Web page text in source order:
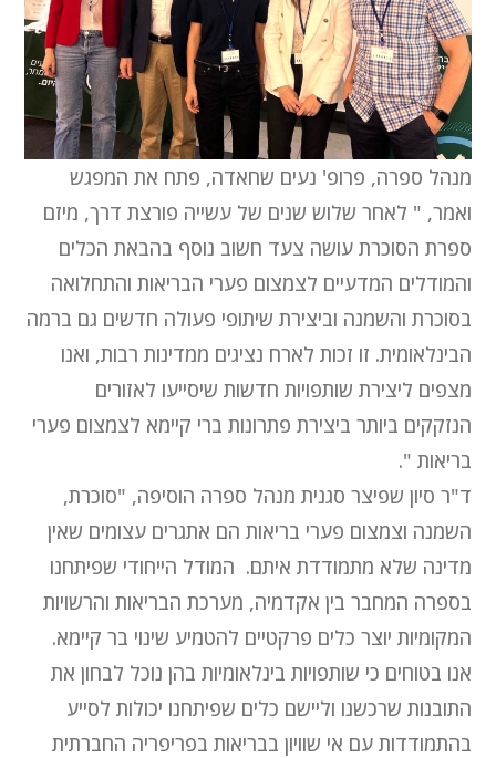
מנהל ספרה, פרופ' נעים שחאדה, פתח את המפגש
ואמר, " לאחר שלוש שנים של עשייה פורצת דרך, מיזם
ספרת הסוכרת עושה צעד חשוב נוסף בהבאת הכלים
והמודלים המדעיים לצמצום פערי הבריאות והתחלואה
בסוכרת והשמנה וביצירת שיתופי פעולה חדשים גם ברמה
הבינלאומית. זו זכות לארח נציגים ממדינות רבות, ואנו
מצפים ליצירת שותפויות חדשות שיסייעו לאזורים
הנזקקים ביותר ביצירת פתרונות ברי קיימא לצמצום פערי
בריאות ".
ד"ר סיון שפיצר סגנית מנהל ספרה הוסיפה, "סוכרת,
השמנה וצמצום פערי בריאות הם אתגרים עצומים שאין
מדינה שלא מתמודדת איתם. המודל הייחודי שפיתחנו
בספרה המחבר בין אקדמיה, מערכת הבריאות והרשויות
המקומיות יוצר כלים פרקטיים להטמיע שינוי בר קיימא.
אנו בטוחים כי שותפויות בינלאומיות בהן נוכל לבחון את
התובנות שרכשנו וליישם כלים שפיתחנו יכולות לסייע
בהתמודדות עם אי שוויון בבריאות בפריפריה החברתית